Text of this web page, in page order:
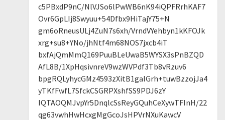
c5PBxdP9nC/NlVJSo6lPwWB6nK94iQPFRrhKAF7
Ovr6GpLIj8Swyuu+54Dfbx9HiTajY75+N
gm6oRneusULj4ZuN7s6xh/VrndVYehbyn1kKFOJk
xrg+su8+YNo/jhNtf4m68NOS7jxcb4iT
bxfAjQmMmQ169PuuBLeUwaB5WYSX3sPnBZQD
AfL8B/1XpHqsivnreV9wzWVPdf3Tb8vRzuv6
bpgRQLyhycGMz4593zXitB1galGrh+tuwBzzojJa4
yTKfFwfL7SfckCSGRPXshfSS9PDJ6zY
IQTAOQMJvpYr5DnqlcSsReyGQuhCeXywTFInH/22
qg63vwhHwHcxgMgGcoJsHPVrNXuKawcV